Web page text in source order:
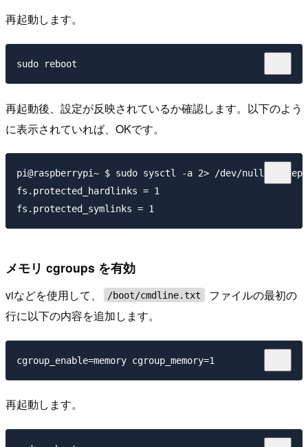
再起動します。
再起動後、設定が反映されているか確認します。以下のよう
に表示されていれば、OKです。
pi@raspberrypi~ $ sudo sysctl -a 2> /dev/null | grep
fs.protected_hardlinks = 1
メモリ cgroups を有効
viなどを使用して、 /boot/cmdline.txt
ファイルの最初の
行に以下の内容を追加します。
再起動します。